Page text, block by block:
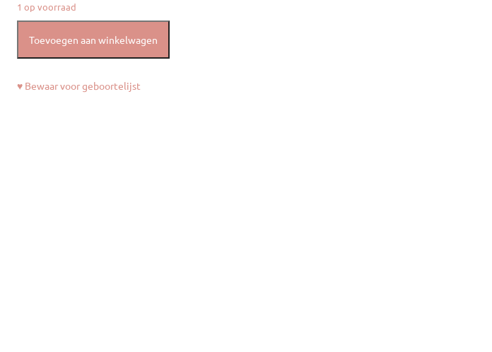
1 op voorraad
Toevoegen aan winkelwagen
♥ Bewaar voor geboortelijst